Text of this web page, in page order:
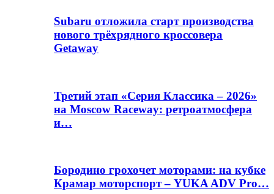
Subaru отложила старт производства
нового трёхрядного кроссовера
Getaway
Третий этап «Серия Классика – 2026»
на Moscow Raceway: ретроатмосфера
и…
Бородино грохочет моторами: на кубке
Крамар моторспорт – YUKA ADV Pro…